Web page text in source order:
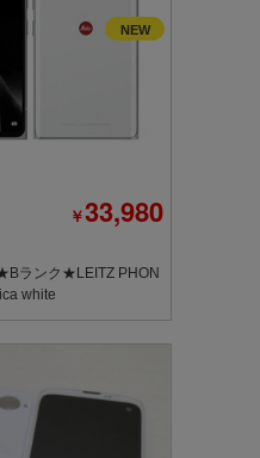
￥33,980
ランク★LEITZ PHON
white